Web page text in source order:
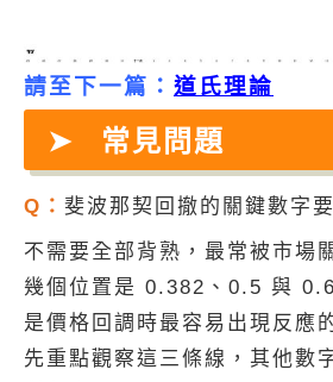
請至下一篇： 道氏理論
常見問題
Q： 斐波那契回撤的關鍵數字
不需要全部背熟，最常被市場
幾個位置是 0.382、0.5 與
是價格回調時最容易出現反應
先重點觀察這三條線，其他數